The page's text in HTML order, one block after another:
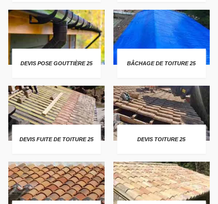
DEVIS POSE GOUTTIÈRE 25 BÂCHAGE DE TOITURE 25
DEVIS FUITE DE TOITURE 25 DEVIS TOITURE 25